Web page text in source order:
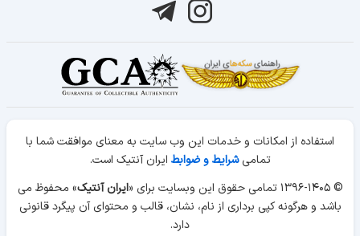
استفاده از امکانات و خدمات این وب سایت به معنای موافقت شما با
تمامیشرایط و ضوابط ایران آنتیک است.
© ۱۳۹۶-۱۴۰۵ تمامی حقوق این وبسایت برای «
ایران آنتیک» محفوظ می
باشد و هرگونه کپی برداری از نام، نشان، قالب و محتوای آن پیگرد قانونی
دارد.